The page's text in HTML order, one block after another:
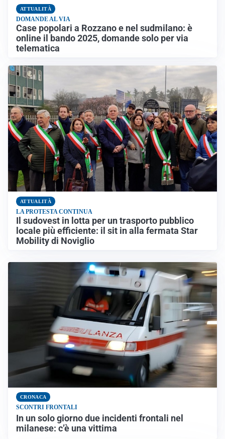
ATTUALITÀ
DOMANDE AL VIA
Case popolari a Rozzano e nel sudmilano: è
online il bando 2025, domande solo per via
telematica
ATTUALITÀ
LA PROTESTA CONTINUA
Il sudovest in lotta per un trasporto pubblico
locale più efficiente: il sit in alla fermata Star
Mobility di Noviglio
CRONACA
SCONTRI FRONTALI
In un solo giorno due incidenti frontali nel
milanese: c’è una vittima